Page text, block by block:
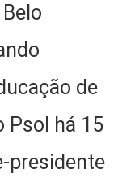
de
Psol há 15
presidente